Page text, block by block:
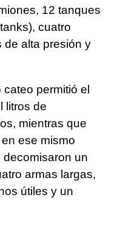
12 tanques
cuatro
de alta presión y
permitió el
litros de
mientras que
ese mismo
un
armas largas,
útiles y un